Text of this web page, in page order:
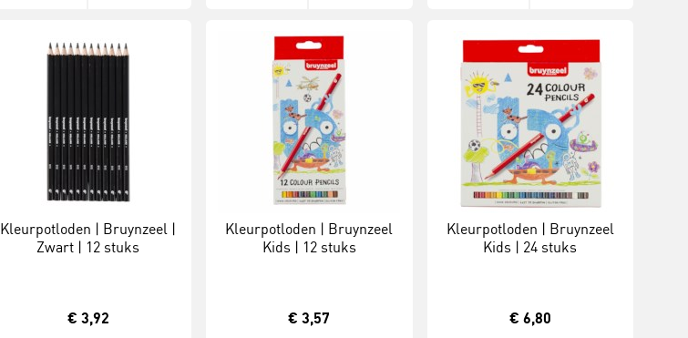
Kleurpotloden | Bruynzeel |
Zwart | 12 stuks
€ 3,92
Kleurpotloden | Bruynzeel
Kids | 12 stuks
€ 3,57
Kleurpotloden | Bruynzeel
Kids | 24 stuks
€ 6,80